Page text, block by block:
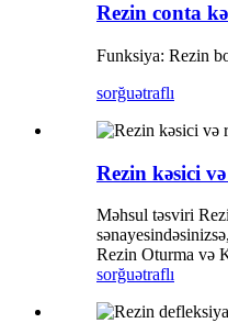
Rezin conta
Funksiya: Rezin
sorğuətraflı
Rezin kəsici
Məhsul təsviri
Rezin Oturma və
sorğuətraflı